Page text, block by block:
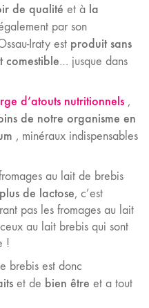
de qualité et à la
par son
Iraty est produit sans
comestible… jusque dans
d’atouts nutritionnels ,
de notre organisme en
, minéraux indispensables
au lait de brebis
de lactose, c’est
pas les fromages au lait
au lait brebis qui sont
!
brebis est donc
et de bien être et a tout